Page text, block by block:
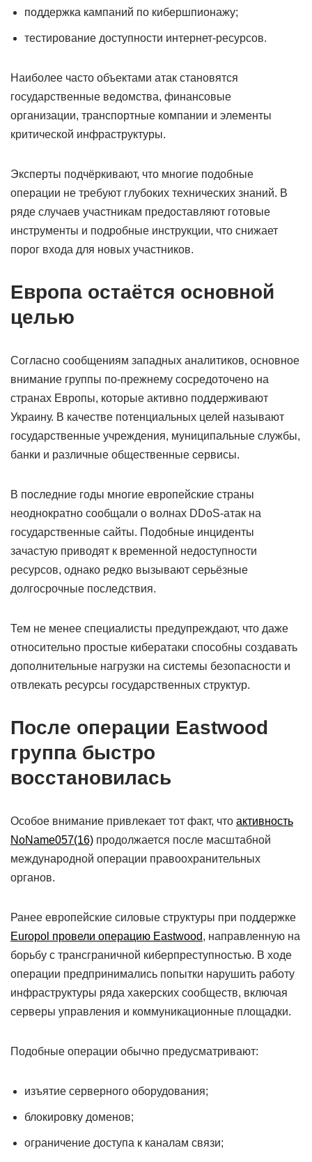
поддержка кампаний по кибершпионажу;
тестирование доступности интернет-ресурсов.
Наиболее часто объектами атак становятся
государственные ведомства, финансовые
организации, транспортные компании и элементы
критической инфраструктуры.
Эксперты подчёркивают, что многие подобные
операции не требуют глубоких технических знаний. В
ряде случаев участникам предоставляют готовые
инструменты и подробные инструкции, что снижает
порог входа для новых участников.
Европа остаётся основной
целью
Согласно сообщениям западных аналитиков, основное
внимание группы по-прежнему сосредоточено на
странах Европы, которые активно поддерживают
Украину. В качестве потенциальных целей называют
государственные учреждения, муниципальные службы,
банки и различные общественные сервисы.
В последние годы многие европейские страны
неоднократно сообщали о волнах DDoS-атак на
государственные сайты. Подобные инциденты
зачастую приводят к временной недоступности
ресурсов, однако редко вызывают серьёзные
долгосрочные последствия.
Тем не менее специалисты предупреждают, что даже
относительно простые кибератаки способны создавать
дополнительные нагрузки на системы безопасности и
отвлекать ресурсы государственных структур.
После операции Eastwood
группа быстро
восстановилась
Особое внимание привлекает тот факт, что активность
NoName057(16) продолжается после масштабной
международной операции правоохранительных
органов.
Ранее европейские силовые структуры при поддержке
Europol провели операцию Eastwood, направленную на
борьбу с трансграничной киберпреступностью. В ходе
операции предпринимались попытки нарушить работу
инфраструктуры ряда хакерских сообществ, включая
серверы управления и коммуникационные площадки.
Подобные операции обычно предусматривают:
изъятие серверного оборудования;
блокировку доменов;
ограничение доступа к каналам связи;